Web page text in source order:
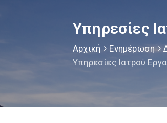
Υπηρεσίες
Αρχική Ενημέρωση
Υπηρεσίες Ιατρού